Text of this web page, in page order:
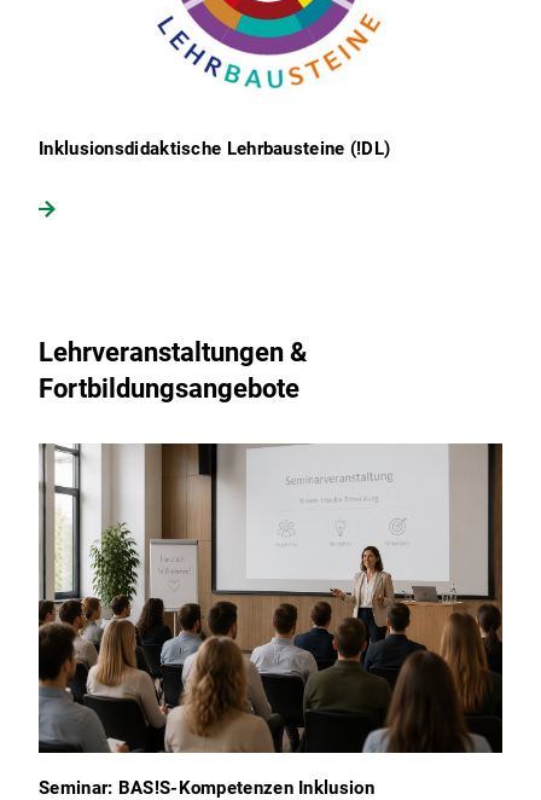
Inklusionsdidaktische Lehrbausteine (!DL)
Lehrveranstaltungen &
Fortbildungsangebote
Seminar: BAS!S-Kompetenzen Inklusion